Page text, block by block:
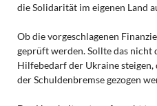
die Solidarität im eigenen Land
Ob die vorgeschlagenen
geprüft werden. Sollte das nicht
Hilfebedarf der Ukraine steigen,
der Schuldenbremse gezogen